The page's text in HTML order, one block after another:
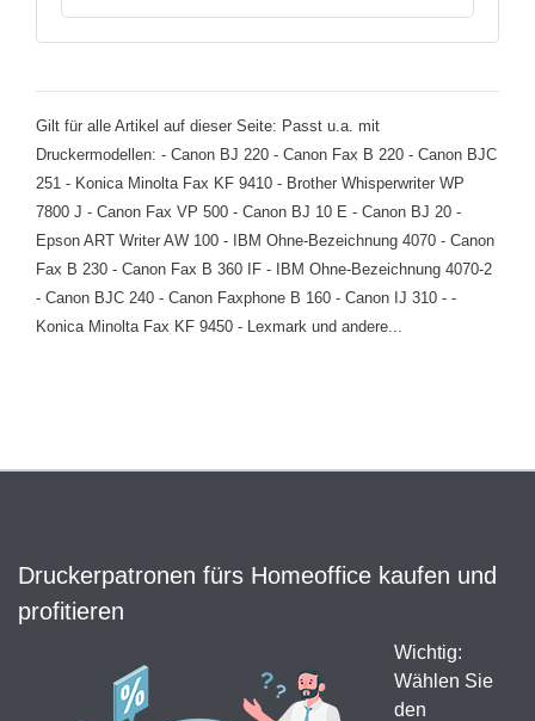
Gilt für alle Artikel auf dieser Seite: Passt u.a. mit
Druckermodellen: - Canon BJ 220 - Canon Fax B 220 - Canon BJC
251 - Konica Minolta Fax KF 9410 - Brother Whisperwriter WP
7800 J - Canon Fax VP 500 - Canon BJ 10 E - Canon BJ 20 -
Epson ART Writer AW 100 - IBM Ohne-Bezeichnung 4070 - Canon
Fax B 230 - Canon Fax B 360 IF - IBM Ohne-Bezeichnung 4070-2
- Canon BJC 240 - Canon Faxphone B 160 - Canon IJ 310 - -
Konica Minolta Fax KF 9450 - Lexmark und andere...
Druckerpatronen fürs Homeoffice kaufen und
profitieren
Wichtig:
Wählen Sie
den